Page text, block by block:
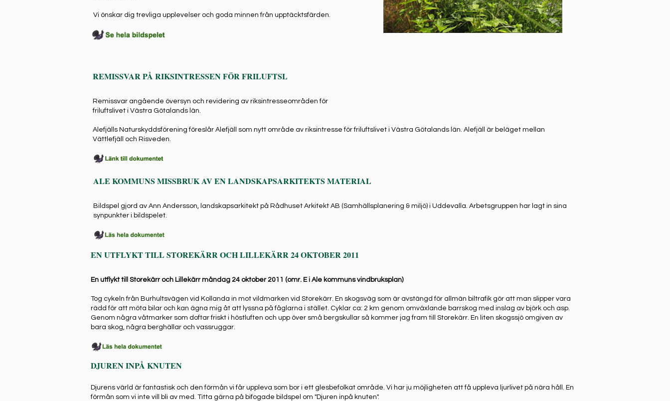
Vi önskar dig trevliga upplevelser och goda minnen från upptäcktsfärden.
REMISSVAR PÅ RIKSINTRESSEN FÖR FRILUFTSL
Remissvar angående översyn och revidering av riksintresseområden för
friluftslivet i Västra Götalands län.
Alefjälls Naturskyddsförening föreslår Alefjäll som nytt område av riksintresse för friluftslivet i Västra Götalands län. Alefjäll är beläget mellan
Vättlefjäll och Risveden.
ALE KOMMUNS MISSBRUK AV EN LANDSKAPSARKITEKTS MATERIAL
Bildspel gjord av Ann Andersson, landskapsarkitekt på Rådhuset Arkitekt AB (Samhällsplanering & miljö) i Uddevalla. Arbetsgruppen har lagt in sina
synpunkter i bildspelet.
EN UTFLYKT TILL STOREKÄRR OCH LILLEKÄRR 24 OKTOBER 2011
En utflykt till Storekärr och Lillekärr måndag 24 oktober 2011 (omr. E i Ale kommuns vindbruksplan)
Tog cykeln från Burhultsvägen vid Kollanda in mot vildmarken vid Storekärr. En skogsväg som är avstängd för allmän biltrafik gör att man slipper vara
rädd för att möta bilar och kan ägna mig åt att lyssna på fåglarna i stället. Cyklar ca: 2 km genom omväxlande barrskog med inslag av björk och asp.
Genom några våtmarker som doftar friskt i höstluften och upp över små bergskullar så kommer jag fram till Storekärr. En liten skogssjö omgiven av
bara skog, några berghällar och vassruggar.
DJUREN INPÅ KNUTEN
Djurens värld är fantastisk och den förmån vi får uppleva som bor i ett glesbefolkat område. Vi har ju möjligheten att få uppleva ljurlivet på nära håll. En
förmån som vi inte vill bli av med. Titta gärna på bifogade bildspel om "Djuren inpå knuten".